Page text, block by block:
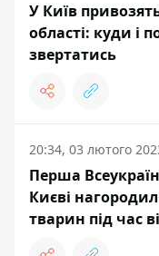
У Київ
області: куди і
звертатись
20:34, 03 лютого
Перша
Києві
тварин під час